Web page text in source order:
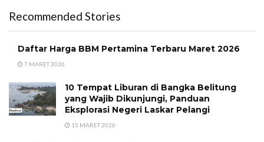
Recommended Stories
Daftar Harga BBM Pertamina Terbaru Maret 2026
7 MARET 2026
10 Tempat Liburan di Bangka Belitung
yang Wajib Dikunjungi, Panduan
Eksplorasi Negeri Laskar Pelangi
15 MARET 2026